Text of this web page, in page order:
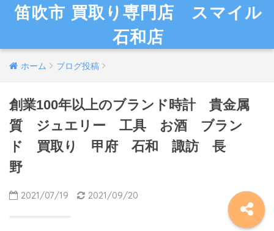
笛吹市 買取り専門店 スマイル
石和店
ホーム ブログ投稿
創業100年以上のブランド時計 貴金属
質 ジュエリー 工具 お酒 ブラン
ド 買取り 甲府 石和 諏訪 長
野
2021/07/19 2021/09/20